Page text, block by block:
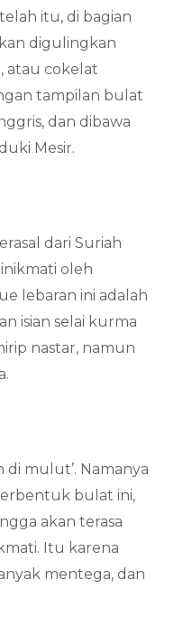
itu, di bagian
digulingkan
atau cokelat
tampilan bulat
dan dibawa
Mesir.
dari Suriah
oleh
lebaran ini adalah
isian selai kurma
nastar, namun
di mulut’. Namanya
bulat ini,
akan terasa
Itu karena
mentega, dan